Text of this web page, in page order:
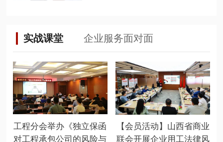
林当选为秘书长，程晋秀、魏勇分别
当选为副秘书长。 (省工商联二级巡
能新智造”为主题，聚集行业大咖共商
新时代发展大计。坚持“稳中求进，以
进促稳，先破后立”总要求，适应新质
生产力发展要求，推动行业高质量发
门、高校院所及大型企业的联系合
基，在涉及业务合作和重大问题上相
谊。 岳泰宇表示徐工集团近年来始终
坚持自主创新，建设先进完整、自主
可控的产业链、创新链、供应链体
系，积极执行总书记“科技创新是发展
新质生产力的核心要素”这一重要论
断，为徐工集团高质量发展提供坚实
基础。 未来双方将加强组织领导，以
城出席会议并发表重要讲话。 百度智
能云、华廷集团华廷数智公司、上海
山源、山西高河能源、重庆梅安森、
精英数智、国家超级计算太原中心的
专家进行了经验分享，其中华廷集团
华廷数智公司段武举副总围绕“视觉大
模型在煤矿行业的落地应用实践”同大
家沟通交流。 山西省有关部门相关负
责人、各煤炭企事业单位负责数字
实战课堂 企业服务面对面
工程分会举办《独立保函
对工程承包公司的风险与
【会员活动】山西省商业
联会开展企业用工法律风